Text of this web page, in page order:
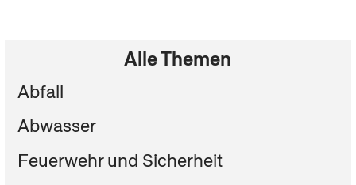
Alle Themen
Abfall
Abwasser
Feuerwehr und Sicherheit